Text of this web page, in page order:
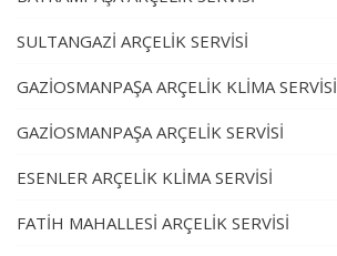
SULTANGAZİ ARÇELİK SERVİSİ
GAZİOSMANPAŞA ARÇELİK KLİMA SERVİSİ
GAZİOSMANPAŞA ARÇELİK SERVİSİ
ESENLER ARÇELİK KLİMA SERVİSİ
FATİH MAHALLESİ ARÇELİK SERVİSİ